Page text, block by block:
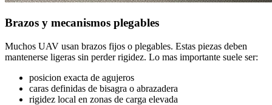
Brazos y mecanismos plegables
Muchos UAV usan brazos fijos o plegables. Estas piezas deben
mantenerse ligeras sin perder rigidez. Lo mas importante suele ser:
posicion exacta de agujeros
caras definidas de bisagra o abrazadera
rigidez local en zonas de carga elevada